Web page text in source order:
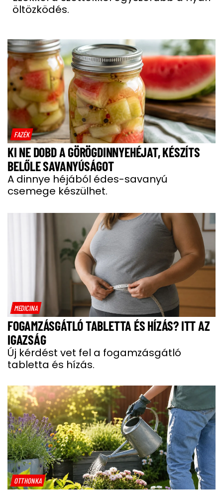
öltözködés.
FAZÉK
KI NE DOBD A GÖRÖGDINNYEHÉJAT, KÉSZÍTS
BELŐLE SAVANYÚSÁGOT
A dinnye héjából édes-savanyú
csemege készülhet.
MEDICINA
FOGAMZÁSGÁTLÓ TABLETTA ÉS HÍZÁS? ITT AZ
IGAZSÁG
Új kérdést vet fel a fogamzásgátló
tabletta és hízás.
OTTHONKA